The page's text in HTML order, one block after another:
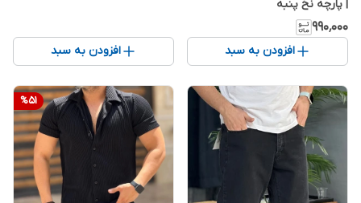
| پارچه نخ پنبه
۹۹۰٬۰۰۰
افزودن به سبد افزودن به سبد
%51